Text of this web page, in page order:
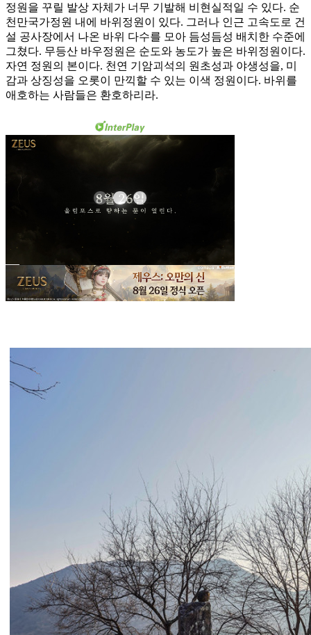
정원을 꾸릴 발상 자체가 너무 기발해 비현실적일 수 있다. 순
천만국가정원 내에 바위정원이 있다. 그러나 인근 고속도로 건
설 공사장에서 나온 바위 다수를 모아 듬성듬성 배치한 수준에
그쳤다. 무등산 바우정원은 순도와 농도가 높은 바위정원이다.
자연 정원의 본이다. 천연 기암괴석의 원초성과 야생성을, 미
감과 상징성을 오롯이 만끽할 수 있는 이색 정원이다. 바위를
애호하는 사람들은 환호하리라.